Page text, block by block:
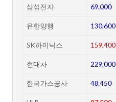
삼성전자 69,000
유한양행 130,600
SK하이닉스 159,400
현대차 229,000
한국가스공사 48,450